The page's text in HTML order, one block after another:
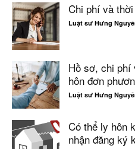
Chi phí và
Luật sư Hưng
Hồ sơ, chi phí
hôn đơn
Luật sư Hưng
Có thể ly hôn
nhận đăng ký